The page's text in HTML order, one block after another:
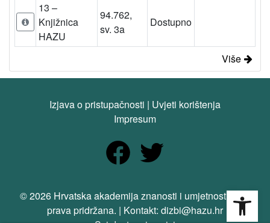
13 –
Knjižnica
HAZU
94.762,
sv. 3a
Dostupno
Više
Izjava o pristupačnosti | Uvjeti korištenja
Impresum
© 2026 Hrvatska akademija znanosti i umjetnosti. Sva
prava pridržana. | Kontakt: dizbi@hazu.hr